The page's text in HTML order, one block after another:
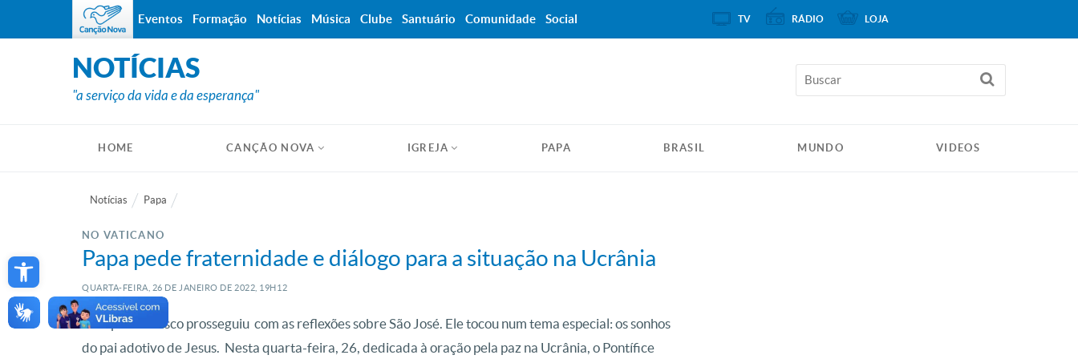
Open toolbar
NOTÍCIAS
"a serviço da vida e da esperança"
HOME CANÇÃO NOVA IGREJA PAPA BRASIL MUNDO VIDEOS
Notícias Papa
NO VATICANO
Papa pede fraternidade e diálogo para a situação na Ucrânia
QUARTA-FEIRA, 26 DE JANEIRO DE 2022, 19H12
O Papa Francisco prosseguiu com as reflexões sobre São José. Ele tocou num tema especial: os sonhos
do pai adotivo de Jesus. Nesta quarta-feira, 26, dedicada à oração pela paz na Ucrânia, o Pontífice
Eventos Formação Notícias Música Clube Santuário Comunidade Social TV RÁDIO LOJA